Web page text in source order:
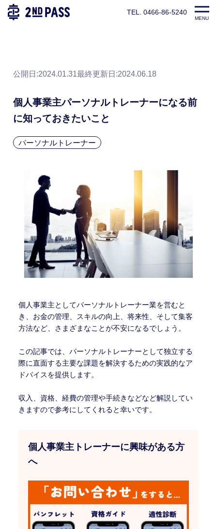
TEL. 0466-86-5240
MENU
TOP パーソナルトレーナー養成スクール|2ndPASS(セカンド
公開日:2024.01.31最終更新日:2024.06.18
個人事業主パーソナルトレーナーになる前
に知っておきたいこと
パーソナルトレーナー
個人事業主としてパーソナルトレーナー業を営むと
き、お金の管理、スキルの向上、将来性、そして集客
方法など、さまざまなことが不安になるでしょう。
この記事では、パーソナルトレーナーとして独立する
際に直面する主要な課題を解決するための実践的なア
ドバイスを提供します。
収入、資格、経費の管理や手続きなどなど解説してい
きますので参考にしてくれると幸いです。
個人事業主トレーナーに興味がある方
へ